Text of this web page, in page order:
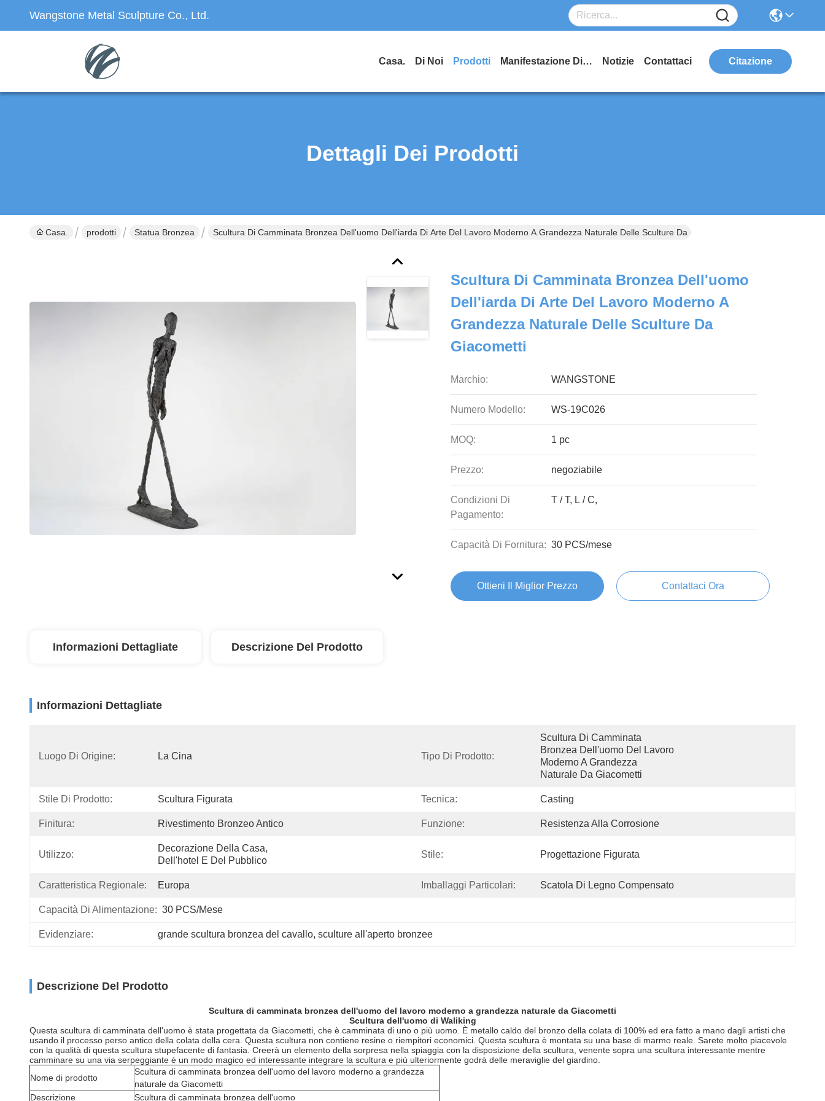
Wangstone Metal Sculpture Co., Ltd.
Casa. Di Noi Prodotti Manifestazione Di VR Notizie Contattaci Citazione
Dettagli Dei Prodotti
Casa. prodotti Statua Bronzea Scultura Di Camminata Bronzea Dell'uomo Dell'iarda Di Arte Del Lavoro Moderno A Grandezza Naturale Delle Sculture Da Giacometti
Scultura Di Camminata Bronzea Dell'uomo
Dell'iarda Di Arte Del Lavoro Moderno A
Grandezza Naturale Delle Sculture Da
Giacometti
Marchio: WANGSTONE
Numero Modello: WS-19C026
MOQ: 1 pc
Prezzo: negoziabile
Condizioni Di
Pagamento:
T / T, L / C,
Capacità Di Fornitura: 30 PCS/mese
Ottieni Il Miglior Prezzo Contattaci Ora
Informazioni Dettagliate Descrizione Del Prodotto
Informazioni Dettagliate
Luogo Di Origine: La Cina Tipo Di Prodotto:
Scultura Di Camminata
Bronzea Dell'uomo Del Lavoro
Moderno A Grandezza
Naturale Da Giacometti
Stile Di Prodotto: Scultura Figurata Tecnica: Casting
Finitura: Rivestimento Bronzeo Antico Funzione: Resistenza Alla Corrosione
Utilizzo:
Decorazione Della Casa,
Dell'hotel E Del Pubblico
Stile: Progettazione Figurata
Caratteristica Regionale: Europa Imballaggi Particolari: Scatola Di Legno Compensato
Capacità Di Alimentazione: 30 PCS/mese
Evidenziare: grande scultura bronzea del cavallo, sculture all'aperto bronzee
Descrizione Del Prodotto
Scultura di camminata bronzea dell'uomo del lavoro moderno a grandezza naturale da Giacometti
Scultura dell'uomo di Waliking
Questa scultura di camminata dell'uomo è stata progettata da Giacometti, che è camminata di uno o più uomo. È metallo caldo del bronzo della colata di 100% ed era fatto a mano dagli artisti che
usando il processo perso antico della colata della cera. Questa scultura non contiene resine o riempitori economici. Questa scultura è montata su una base di marmo reale. Sarete molto piacevole
con la qualità di questa scultura stupefacente di fantasia. Creerà un elemento della sorpresa nella spiaggia con la disposizione della scultura, venente sopra una scultura interessante mentre
camminare su una via serpeggiante è un modo magico ed interessante integrare la scultura e più ulteriormente godrà delle meraviglie del giardino.
Nome di prodotto
Scultura di camminata bronzea dell'uomo del lavoro moderno a grandezza
naturale da Giacometti
Descrizione
Scultura di camminata bronzea dell'uomo